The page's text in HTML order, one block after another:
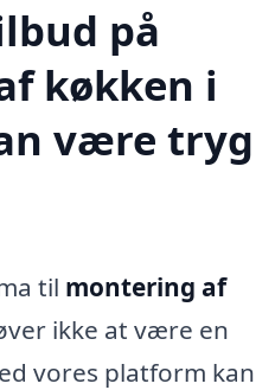
på
køkken i
være tryg
til montering af
ikke at være en
vores platform kan